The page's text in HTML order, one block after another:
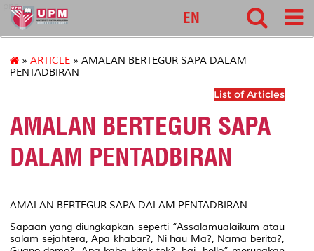
pnc
EN
» ARTICLE » AMALAN BERTEGUR SAPA DALAM
PENTADBIRAN
List of Articles
AMALAN BERTEGUR SAPA
DALAM PENTADBIRAN
AMALAN BERTEGUR SAPA DALAM PENTADBIRAN
Sapaan yang diungkapkan seperti “Assalamualaikum atau
salam sejahtera, Apa khabar?, Ni hau Ma?, Nama berita?,